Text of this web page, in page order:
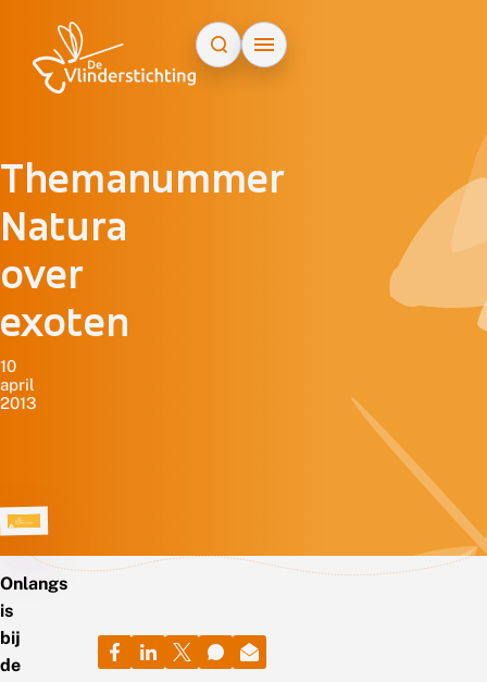
Themanummer
Natura
over
exoten
10
april
2013
Onlangs
is
bij
de